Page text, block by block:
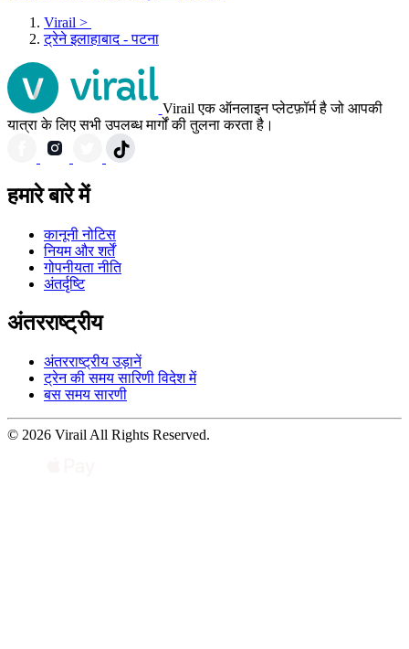
Virail >
ट्रेने इलाहाबाद - पटना
Virail एक ऑनलाइन प्लेटफ़ॉर्म है जो आपकी
यात्रा के लिए सभी उपलब्ध मार्गों की तुलना करता है।
हमारे बारे में
कानूनी नोटिस
नियम और शर्तें
गोपनीयता नीति
अंतर्दृष्टि
अंतरराष्ट्रीय
अंतरराष्ट्रीय उड़ानें
ट्रेन की समय सारिणी विदेश में
बस समय सारणी
© 2026 Virail All Rights Reserved.